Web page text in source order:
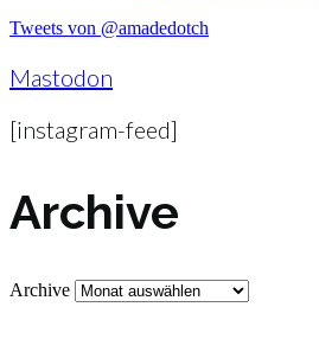
Tweets von @amadedotch
Mastodon
[instagram-feed]
Archive
Archive